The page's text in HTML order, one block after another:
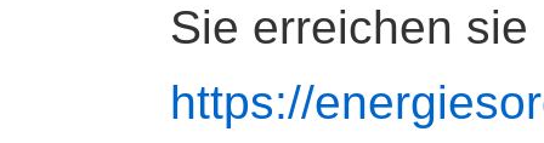
Sie erreichen sie
https://